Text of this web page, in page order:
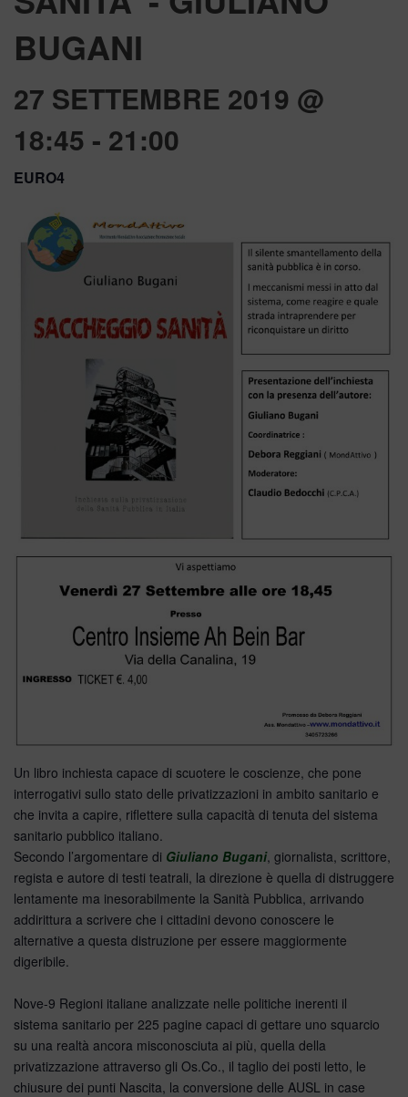
BUGANI
27 SETTEMBRE 2019 @
18:45 - 21:00
EURO4
Un libro inchiesta capace di scuotere le coscienze, che pone
interrogativi sullo stato delle privatizzazioni in ambito sanitario e
che invita a capire, riflettere sulla capacità di tenuta del sistema
sanitario pubblico italiano.
Secondo l’argomentare di Giuliano Bugani, giornalista, scrittore,
regista e autore di testi teatrali, la direzione è quella di distruggere
lentamente ma inesorabilmente la Sanità Pubblica, arrivando
addirittura a scrivere che i cittadini devono conoscere le
alternative a questa distruzione per essere maggiormente
digeribile.
Nove-9 Regioni italiane analizzate nelle politiche inerenti il
sistema sanitario per 225 pagine capaci di gettare uno squarcio
su una realtà ancora misconosciuta ai più, quella della
privatizzazione attraverso gli Os.Co., il taglio dei posti letto, le
chiusure dei punti Nascita, la conversione delle AUSL in case